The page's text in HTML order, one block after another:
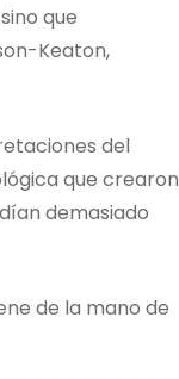
que
Keaton,
del
que crearon
demasiado
de la mano de